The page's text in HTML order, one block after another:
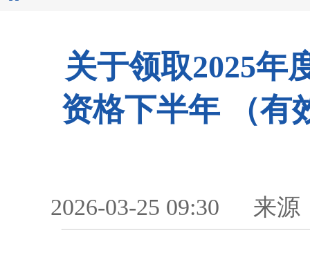
关于领取2025年
资格下半年 （有
2026-03-25 09:30 来源